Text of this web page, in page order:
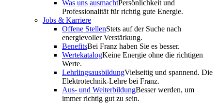
Was uns ausmachtPersönlichkeit und
Professionalität für richtig gute Energie.
Jobs & Karriere
Offene StellenStets auf der Suche nach
energievoller Verstärkung.
BenefitsBei Franz haben Sie es besser.
WertekatalogKeine Energie ohne die richtigen
Werte.
LehrlingsausbildungVielseitig und spannend. Die
Elektrotechnik-Lehre bei Franz.
Aus- und WeiterbildungBesser werden, um
immer richtig gut zu sein.